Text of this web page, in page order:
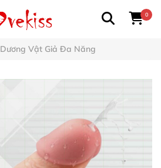
0
Dương Vật Giả Đa Năng